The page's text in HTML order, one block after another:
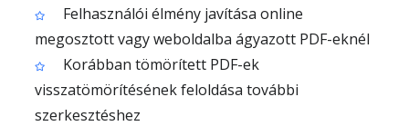
Felhasználói élmény javítása online
megosztott vagy weboldalba ágyazott PDF-eknél
Korábban tömörített PDF-ek
visszatömörítésének feloldása további
szerkesztéshez